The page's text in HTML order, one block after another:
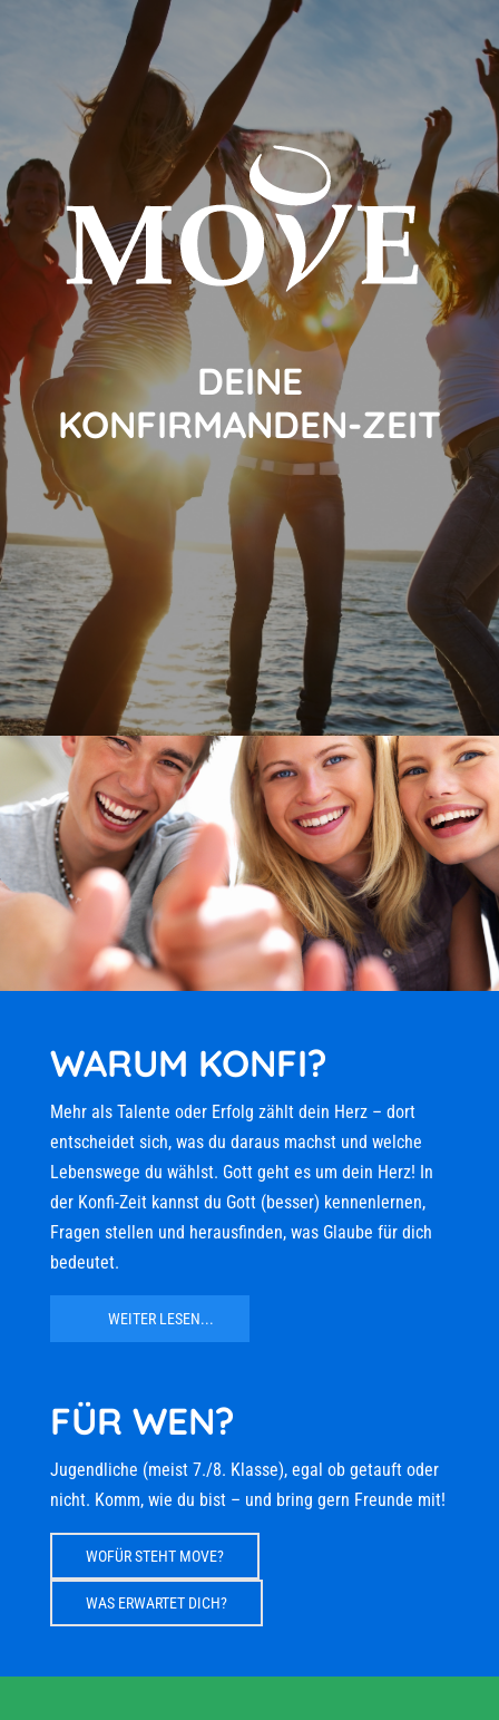
DEINE
KONFIRMANDEN-ZEIT
WARUM KONFI?
Mehr als Talente oder Erfolg zählt dein Herz – dort
entscheidet sich, was du daraus machst und welche
Lebenswege du wählst. Gott geht es um dein Herz! In
der Konfi-Zeit kannst du Gott (besser) kennenlernen,
Fragen stellen und herausfinden, was Glaube für dich
bedeutet.
WEITER LESEN...
FÜR WEN?
Jugendliche (meist 7./8. Klasse), egal ob getauft oder
nicht. Komm, wie du bist – und bring gern Freunde mit!
WOFÜR STEHT MOVE?
WAS ERWARTET DICH?